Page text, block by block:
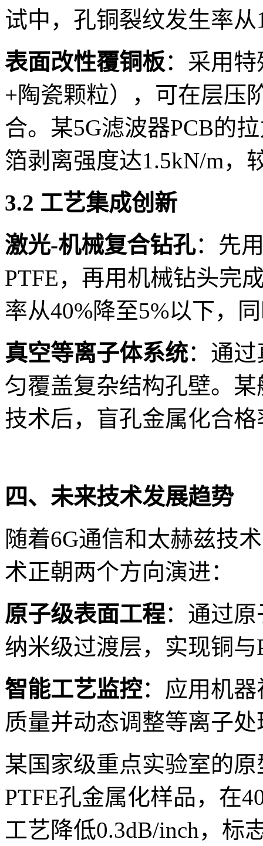
试中，孔铜裂纹发生率从
表面改性覆铜板：采用
+陶瓷颗粒），可在层压
合。某5G滤波器PCB的
箔剥离强度达1.5kN/m，
3.2 工艺集成创新
激光-机械复合钻孔：先
PTFE，再用机械钻头完
率从40%降至5%以下，
真空等离子体系统：通
匀覆盖复杂结构孔壁。
技术后，盲孔金属化合
四、未来技术发展趋势
随着6G通信和太赫兹技
术正朝两个方向演进：
原子级表面工程：通过
纳米级过渡层，实现铜与
智能工艺监控：应用机
质量并动态调整等离子
某国家级重点实验室的
PTFE孔金属化样品，在
工艺降低0.3dB/inch，标